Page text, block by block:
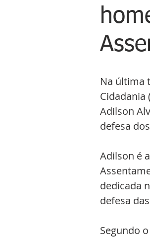
Na última
Cidadania
Adilson
defesa
Adilson é
dedicada
defesa
Segundo